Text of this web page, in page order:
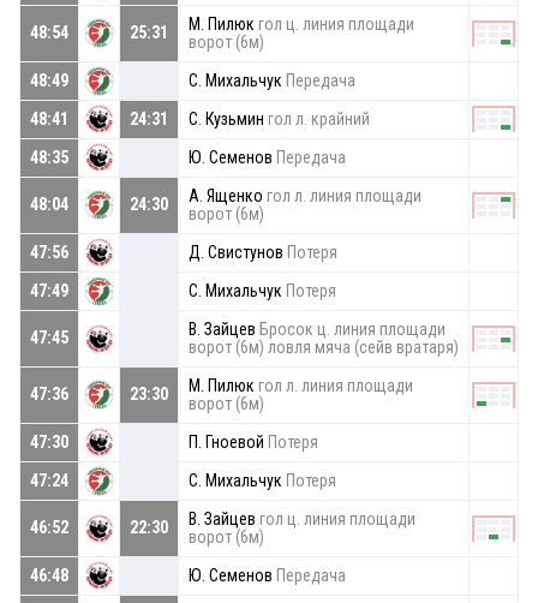
48:54 25:31 М. Пилюк гол ц. линия площади
ворот (6м)
48:49
С. Михальчук Передача
48:41
24:31 С. Кузьмин гол л. крайний
48:35
Ю. Семенов Передача
48:04 24:30 А. Ященко гол л. линия площади
ворот (6м)
47:56
Д. Свистунов Потеря
47:49
С. Михальчук Потеря
47:45 В. Зайцев Бросок ц. линия площади
ворот (6м) ловля мяча (сейв вратаря)
47:36 23:30 М. Пилюк гол л. линия площади
ворот (6м)
47:30
П. Гноевой Потеря
47:24
С. Михальчук Потеря
46:52 22:30 В. Зайцев гол ц. линия площади
ворот (6м)
46:48
Ю. Семенов Передача